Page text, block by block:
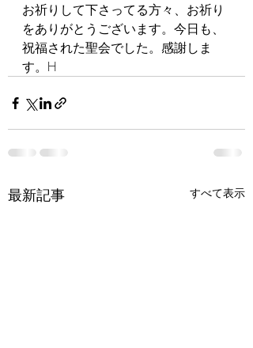
お祈りして下さってる方々、お祈り
をありがとうございます。今日も、
祝福された聖会でした。感謝しま
す。H
最新記事 すべて表示